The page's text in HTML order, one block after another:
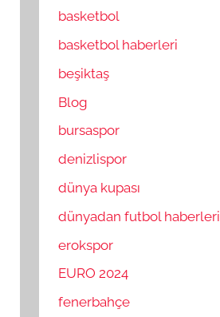
basketbol
basketbol haberleri
beşiktaş
Blog
bursaspor
denizlispor
dünya kupası
dünyadan futbol haberleri
erokspor
EURO 2024
fenerbahçe